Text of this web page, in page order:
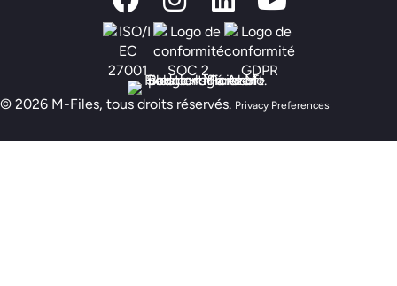
© 2026 M-Files, tous droits réservés. Privacy Preferences
Nouveau modèle de préparation M-Files :